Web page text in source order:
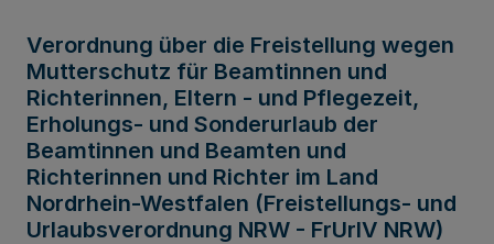
Verordnung über die Freistellung wegen
Mutterschutz für Beamtinnen und
Richterinnen, Eltern - und Pflegezeit,
Erholungs- und Sonderurlaub der
Beamtinnen und Beamten und
Richterinnen und Richter im Land
Nordrhein-Westfalen (Freistellungs- und
Urlaubsverordnung NRW - FrUrlV NRW)